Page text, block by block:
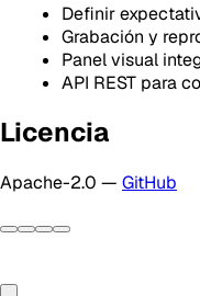
Definir
Grabación y
Panel visual
API REST para
Licencia
Apache-2.0 — GitHub